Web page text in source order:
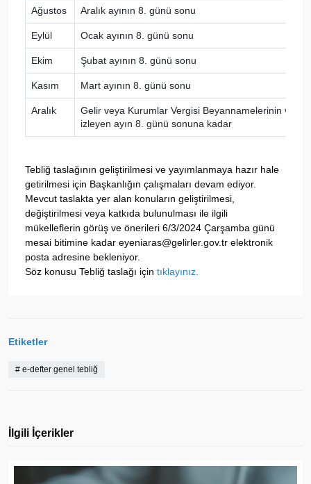
Ağustos Aralık ayının 8. günü sonu
Eylül Ocak ayının 8. günü sonu
Ekim Şubat ayının 8. günü sonu
Kasım Mart ayının 8. günü sonu
Aralık
Gelir veya Kurumlar Vergisi Beyannamelerinin
izleyen ayın 8. günü sonuna kadar
Tebliğ taslağının geliştirilmesi ve yayımlanmaya hazır hale
getirilmesi için Başkanlığın çalışmaları devam ediyor.
Mevcut taslakta yer alan konuların geliştirilmesi,
değiştirilmesi veya katkıda bulunulması ile ilgili
mükelleflerin görüş ve önerileri 6/3/2024 Çarşamba günü
mesai bitimine kadar eyeniaras@gelirler.gov.tr elektronik
posta adresine bekleniyor.
Söz konusu Tebliğ taslağı için tıklayınız.
Etiketler
# e-defter genel tebliğ
İlgili İçerikler